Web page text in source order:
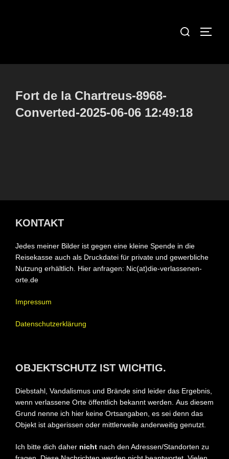
Suchen
Fort de la Chartreus-8968-
Converted-2025-06-06 12:49:18
KONTAKT
Jedes meiner Bilder ist gegen eine kleine Spende in die
Reisekasse auch als Druckdatei für private und gewerbliche
Nutzung erhältlich. Hier anfragen: Nic(at)die-verlassenen-
orte.de
Impressum
Datenschutzerklärung
OBJEKTSCHUTZ IST WICHTIG.
Diebstahl, Vandalismus und Brände sind leider das Ergebnis,
wenn verlassene Orte öffentlich bekannt werden. Aus diesem
Grund nenne ich hier keine Ortsangaben, es sei denn das
Objekt ist abgerissen oder mittlerweile anderweitig genutzt.
Ich bitte dich daher nicht nach den Adressen/Standorten zu